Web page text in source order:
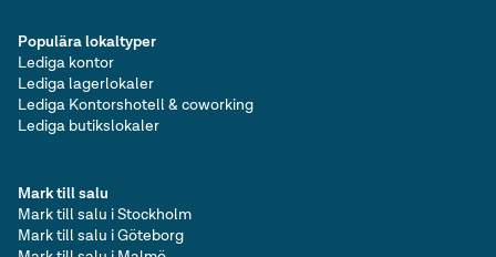
Populära lokaltyper
Lediga kontor
Lediga lagerlokaler
Lediga Kontorshotell & coworking
Lediga butikslokaler
Mark till salu
Mark till salu i Stockholm
Mark till salu i Göteborg